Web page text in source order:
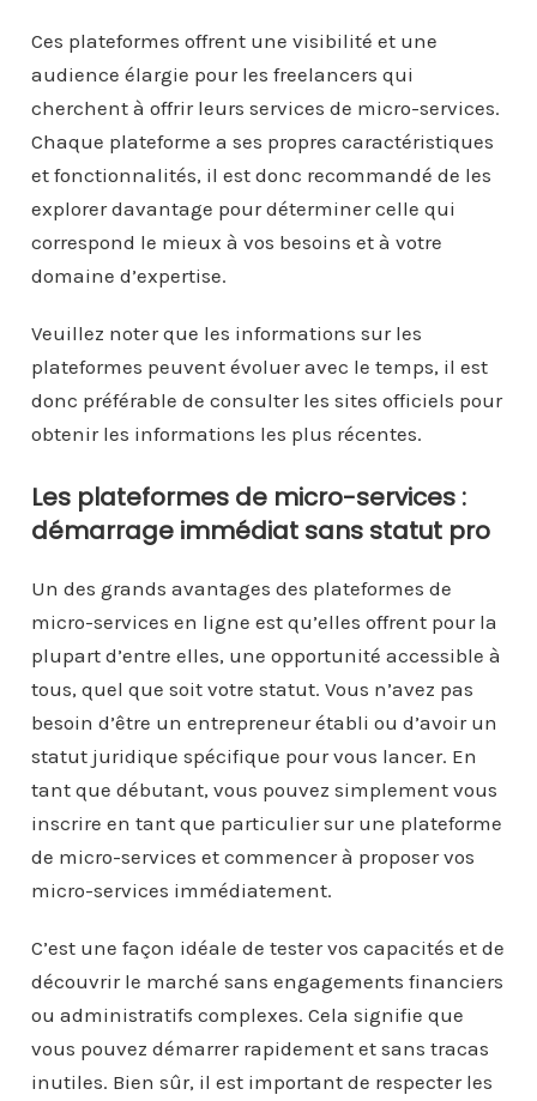
Ces plateformes offrent une visibilité et une
audience élargie pour les freelancers qui
cherchent à offrir leurs services de micro-services.
Chaque plateforme a ses propres caractéristiques
et fonctionnalités, il est donc recommandé de les
explorer davantage pour déterminer celle qui
correspond le mieux à vos besoins et à votre
domaine d’expertise.
Veuillez noter que les informations sur les
plateformes peuvent évoluer avec le temps, il est
donc préférable de consulter les sites officiels pour
obtenir les informations les plus récentes.
Les plateformes de micro-services :
démarrage immédiat sans statut pro
Un des grands avantages des plateformes de
micro-services en ligne est qu’elles offrent pour la
plupart d’entre elles, une opportunité accessible à
tous, quel que soit votre statut. Vous n’avez pas
besoin d’être un entrepreneur établi ou d’avoir un
statut juridique spécifique pour vous lancer. En
tant que débutant, vous pouvez simplement vous
inscrire en tant que particulier sur une plateforme
de micro-services et commencer à proposer vos
micro-services immédiatement.
C’est une façon idéale de tester vos capacités et de
découvrir le marché sans engagements financiers
ou administratifs complexes. Cela signifie que
vous pouvez démarrer rapidement et sans tracas
inutiles. Bien sûr, il est important de respecter les